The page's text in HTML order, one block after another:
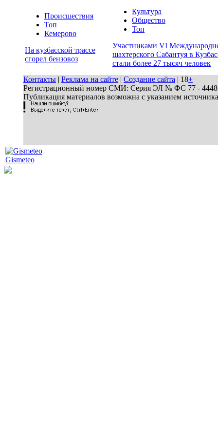
Происшествия
Топ
Кемерово
На кузбасской трассе
сгорел бензовоз
Культура
Общество
Топ
Участниками VI
шахтерского Сабантуя в
стали более 27 тысяч человек
Контакты | Реклама на сайте | Создание сайта | 18+
Регистрационный номер СМИ: Серия ЭЛ № ФС 77 - 44486
Публикация материалов возможна с указанием
Gismeteo